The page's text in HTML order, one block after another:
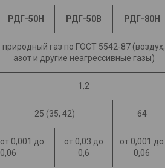
РДГ-50Н РДГ-50В РДГ-80Н
природный газ по ГОСТ 5542-87 (воздух,
азот и другие неагрессивные газы)
1,2
25 (35, 42) 64
от 0,001 до
0,06
от 0,03 до
0,6
от 0,001 до
0,06